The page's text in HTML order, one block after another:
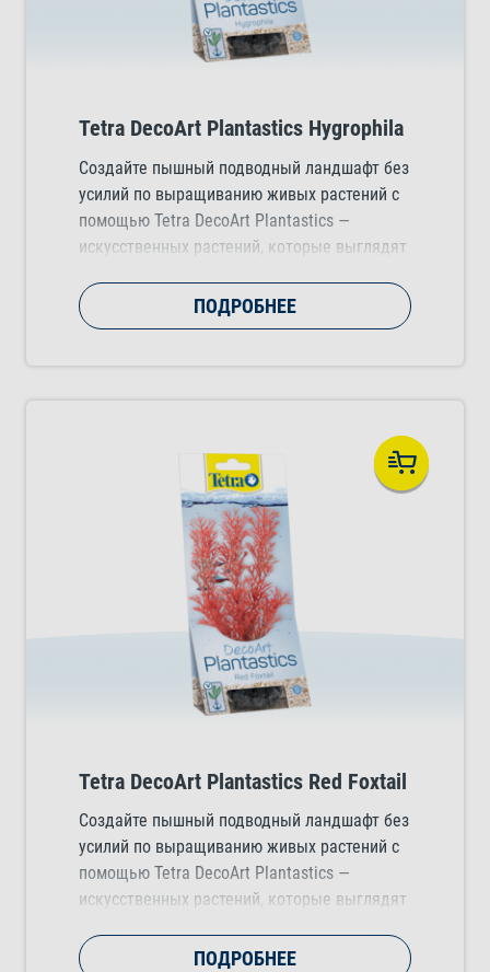
Tetra DecoArt Plantastics Hygrophila
Создайте пышный подводный ландшафт без
усилий по выращиванию живых растений с
помощью Tetra DecoArt Plantastics —
искусственных растений, которые выглядят
структуру в любой тропический,
холодноводный или морской аквариум.
ПОДРОБНЕЕ
Tetra DecoArt Plantastics Red Foxtail
Создайте пышный подводный ландшафт без
усилий по выращиванию живых растений с
помощью Tetra DecoArt Plantastics —
искусственных растений, которые выглядят
структуру в любой тропический,
ПОДРОБНЕЕ